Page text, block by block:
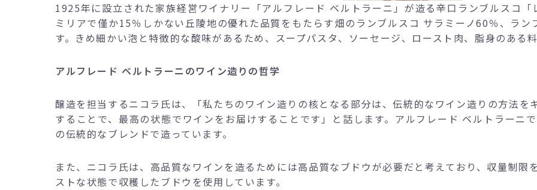
1925年に設立された家族経営ワイナリー「アルフレード ベルトラーニ」が造る辛口ランブルスコ
ミリアで僅か15％しかない丘陵地の優れた品質をもたらす畑のランブルスコ サラミーノ60％、ラ
す。きめ細かい泡と特徴的な酸味があるため、スープパスタ、ソーセージ、ロースト肉、脂身のある
アルフレード ベルトラーニのワイン造りの哲学
醸造を担当するニコラ氏は、「私たちのワイン造りの核となる部分は、伝統的なワイン造りの方法を
することで、最高の状態でワインをお届けすることです」と話します。アルフレード ベルトラーニ
の伝統的なブレンドで造っています。
また、ニコラ氏は、高品質なワインを造るためには高品質なブドウが必要だと考えており、収量制
ストな状態で収穫したブドウを使用しています。